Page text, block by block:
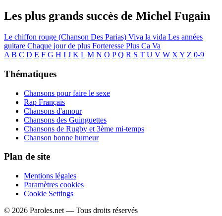
Les plus grands succès de Michel Fugain
Le chiffon rouge (Chanson Des Parias) Viva la vida Les années
guitare Chaque jour de plus Forteresse Plus Ca Va
A B C D E F G H I J K L M N O P Q R S T U V W X Y Z 0-9
Thématiques
Chansons pour faire le sexe
Rap Français
Chansons d'amour
Chansons des Guinguettes
Chansons de Rugby et 3ème mi-temps
Chanson bonne humeur
Plan de site
Mentions légales
Paramètres cookies
Cookie Settings
© 2026 Paroles.net — Tous droits réservés